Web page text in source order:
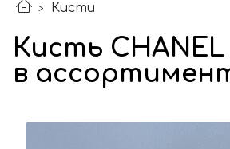
Кисти
Кисть
в